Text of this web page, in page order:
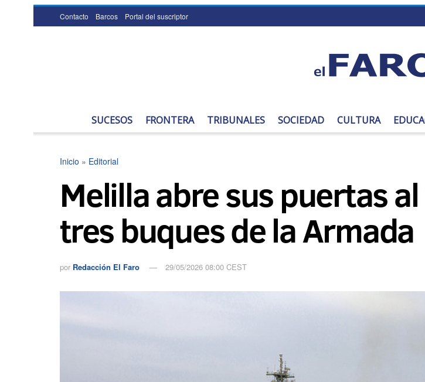
Contacto Barcos Portal del suscriptor
SUCESOS FRONTERA TRIBUNALES SOCIEDAD CULTURA
Inicio » Editorial
Melilla abre sus puertas
tres buques de la Armada
por Redacción El Faro 29/05/2026 08:00 CEST